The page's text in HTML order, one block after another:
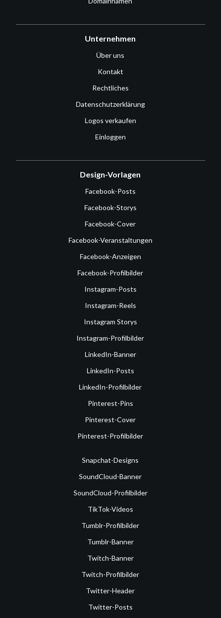
Unternehmen
Über uns
Kontakt
Rechtliches
Datenschutzerklärung
Logos verkaufen
Einloggen
Design-Vorlagen
Facebook-Posts
Facebook-Storys
Facebook-Cover
Facebook-Veranstaltungen
Facebook-Anzeigen
Facebook-Profilbilder
Instagram-Posts
Instagram-Reels
Instagram Storys
Instagram-Profilbilder
LinkedIn-Banner
LinkedIn-Posts
LinkedIn-Profilbilder
Pinterest-Pins
Pinterest-Cover
Pinterest-Profilbilder
Snapchat-Designs
SoundCloud-Banner
SoundCloud-Profilbilder
TikTok-Videos
Tumblr-Profilbilder
Tumblr-Banner
Twitch-Banner
Twitch-Profilbilder
Twitter-Header
Twitter-Posts